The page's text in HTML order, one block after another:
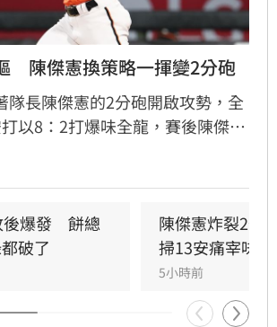
　陳傑憲換策略一揮變2分砲
隊長陳傑憲的2分砲開啟攻勢，全
以8：2打爆味全龍，賽後陳傑憲
自己擊出太多雙殺，當時上場只
爆發　餅總
破了
陳傑憲炸裂2分
掃13安痛宰味全
5小時前